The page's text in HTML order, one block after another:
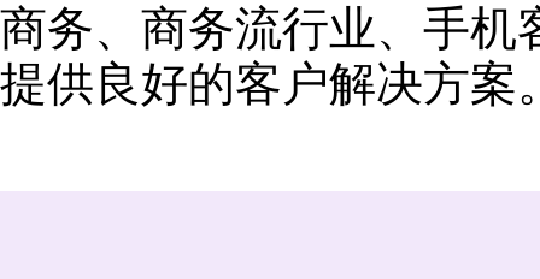
商务、商务流行业、手机
提供良好的客户解决方案